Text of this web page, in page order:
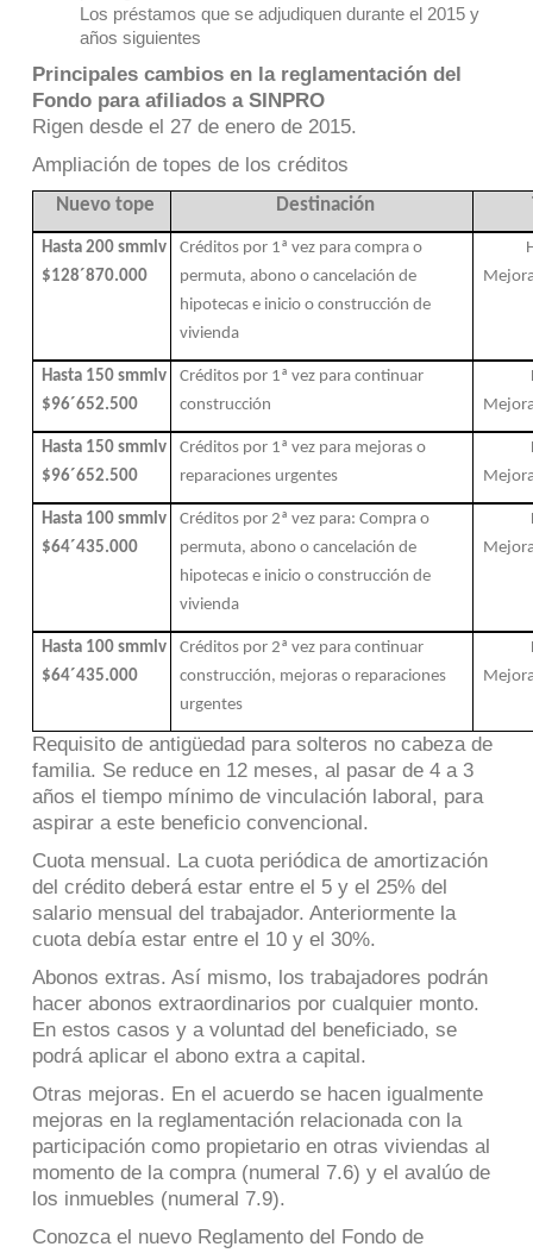
Los préstamos que se adjudiquen durante el 2015 y
años siguientes
Principales cambios en la reglamentación del
Fondo para afiliados a SINPRO
Rigen desde el 27 de enero de 2015.
Ampliación de topes de los créditos
Nuevo tope Destinación
Hasta 200 smmlv
$128´870.000
Créditos por 1ª vez para comprao
permuta, abono o cancelación de
hipotecas e inicio o construcción de
vivienda
Hasta 150 smmlv
$96´652.500
Créditos por 1ª vez para continuar
construcción
Hasta 150 smmlv
$96´652.500
Créditos por 1ª vez para mejoras o
reparaciones urgentes
Hasta 100 smmlv
$64´435.000
Créditos por 2ª vez para: Compra o
permuta, abono o cancelación de
hipotecas e inicio o construcción de
vivienda
Hasta 100 smmlv
$64´435.000
Créditos por 2ª vez para continuar
construcción, mejoras o reparaciones
urgentes
Requisito de antigüedad para solteros no cabeza de
familia. Se reduce en 12 meses, al pasar de 4 a 3
años el tiempo mínimo de vinculación laboral, para
aspirar a este beneficio convencional.
Cuota mensual. La cuota periódica de amortización
del crédito deberá estar entre el 5 y el 25% del
salario mensual del trabajador. Anteriormente la
cuota debía estar entre el 10 y el 30%.
Abonos extras. Así mismo, los trabajadores podrán
hacer abonos extraordinarios por cualquier monto.
En estos casos y a voluntad del beneficiado, se
podrá aplicar el abono extra a capital.
Otras mejoras. En el acuerdo se hacen igualmente
mejoras en la reglamentación relacionada con la
participación como propietario en otras viviendas al
momento de la compra (numeral 7.6) y el avalúo de
los inmuebles (numeral 7.9).
Conozca el nuevo Reglamento del Fondo de